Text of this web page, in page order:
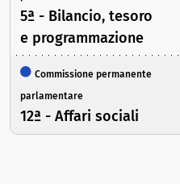
5ª - Bilancio, tesoro
e programmazione
Commissione permanente
parlamentare
12ª - Affari sociali